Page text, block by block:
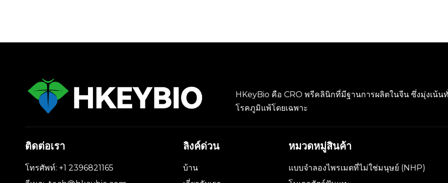
HKeyBio คือ CRO พรีคลินิกที่มีฐานการผลิตในจีน ซึ่งมุ่งเน้
โรคภูมิแพ้โดยเฉพาะ
ติดต่อเรา
โทรศัพท์: +1 2396821165
ลิงค์ด่วน
บ้าน
หมวดหมู่สินค้า
แบบจำลองไพรเมตที่ไม่ใช่มนุษย์ (NHP)